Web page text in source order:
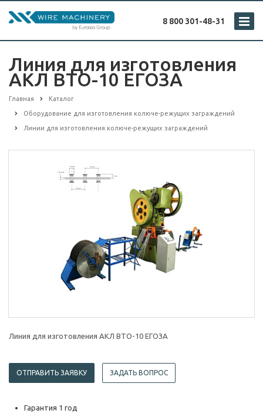
8 800 301-48-31
Линия для изготовления
АКЛ ВТО-10 ЕГОЗА
Главная Каталог
Оборудование для изготовления колюче-режущих заграждений
Линии для изготовления колюче-режущих заграждений
Линия для изготовления АКЛ ВТО-10 ЕГОЗА
ОТПРАВИТЬ ЗАЯВКУ ЗАДАТЬ ВОПРОС
Гарантия 1 год